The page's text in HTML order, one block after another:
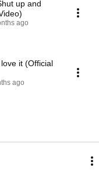
up and
ago
it (Official
ago